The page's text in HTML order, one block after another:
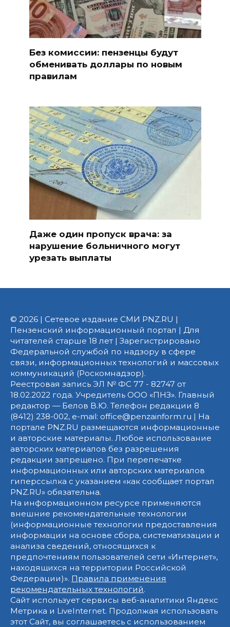
Без комиссии: пензенцы будут
обменивать доллары по новым
правилам
Даже один пропуск врача: за
нарушение больничного могут
урезать выплаты
© 2026 | Сетевое издание СМИ PNZ.RU |
Пензенский информационный портал | Для
читателей старше 18 лет | Зарегистрировано
Федеральной службой по надзору в сфере
связи, информационных технологий и массовых
коммуникаций (Роскомнадзор).
Реестровая запись ЭЛ № ФС 77 - 82747 от
18.02.2022 года. Учредитель ООО «ПНЗ». Главный
редактор — Белов В.Ю. Телефон редакции 8
(8412) 238-002, e-mail: office@penzainform.ru | На
портале PNZ.RU размещаются информационные
и авторские материалы. Любое использование
авторских материалов без разрешения
редакции запрещено. При перепечатке
информационных или авторских материалов
гиперссылка с указанием «как сообщает портал
PNZ.RU» обязательна.
На информационном ресурсе применяются
внешние рекомендательные технологии
(информационные технологии предоставления
информации на основе сбора, систематизации и
анализа сведений, относящихся к
предпочтениям пользователей сети «Интернет»,
находящихся на территории Российской
Федерации)». Правила применения
рекомендательных технологий.
Сайт использует сервисы веб-аналитики Яндекс
Метрика и LiveInternet. Продолжая использовать
этот Сайт, вы соглашаетесь с использованием